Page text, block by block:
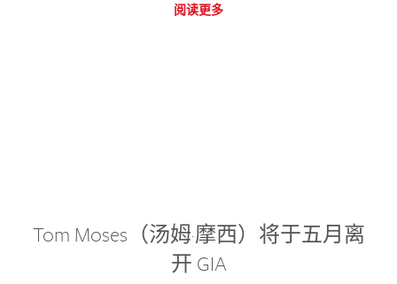
阅读更多
Tom Moses（汤姆·摩西）将于五月离
开 GIA